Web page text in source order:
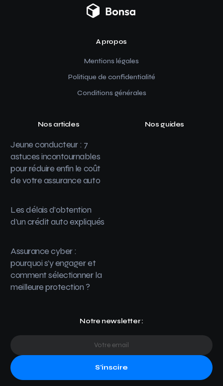
A propos
Mentions légales
Politique de confidentialité
Conditions générales
Nos articles
Jeune conducteur : 7
astuces incontournables
pour réduire enfin le coût
de votre assurance auto
Les délais d’obtention
d’un crédit auto expliqués
Assurance cyber :
pourquoi s’y engager et
comment sélectionner la
meilleure protection ?
Nos guides
Notre newsletter :
S'inscire